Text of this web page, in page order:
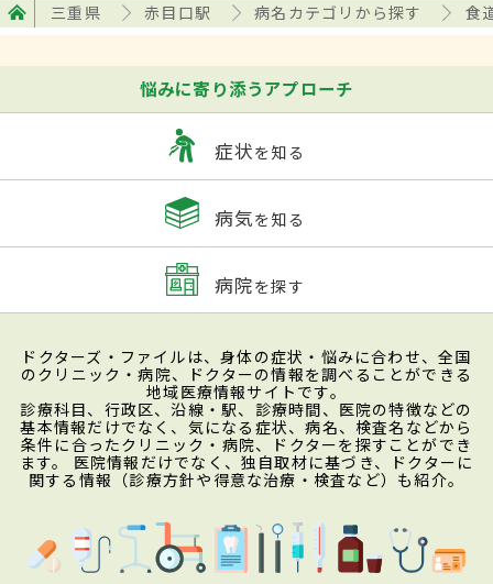
三重県 赤目口駅 病名カテゴリから探す 食
悩みに寄り添うアプローチ
症状を知る
病気を知る
病院を探す
ドクターズ・ファイルは、身体の症状・悩みに合わせ、全国
のクリニック・病院、ドクターの情報を調べることができる
地域医療情報サイトです。
診療科目、行政区、沿線・駅、診療時間、医院の特徴などの
基本情報だけでなく、気になる症状、病名、検査名などから
条件に合ったクリニック・病院、ドクターを探すことができ
ます。 医院情報だけでなく、独自取材に基づき、ドクターに
関する情報（診療方針や得意な治療・検査など）も紹介。